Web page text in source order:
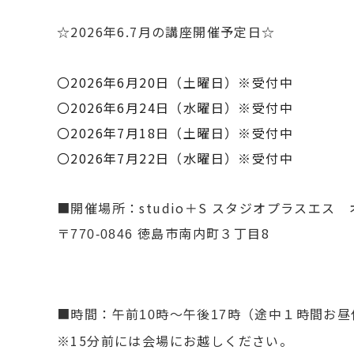
☆2026年6.7月の講座開催予定日☆
〇2026年6月20日（土曜日）※受付中
〇2026年6月24日（水曜日）※受付中
〇2026年7月18日（土曜日）※受付中
〇2026年7月22日（水曜日）※受付中
■開催場所：studio＋S スタジオプラスエス
〒770-0846 徳島市南内町３丁目8
■時間：午前10時～午後17 時（途中１時間お昼
※15分前には会場にお越しください。